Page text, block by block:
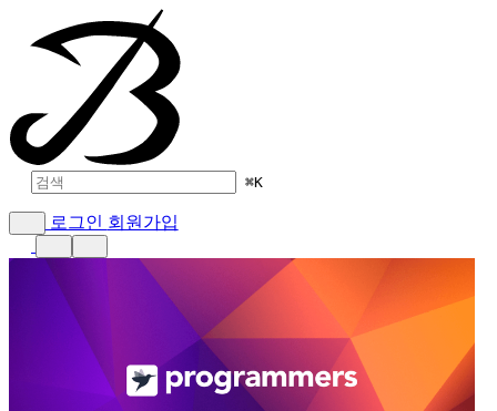
⌘K
로그인 회원가입